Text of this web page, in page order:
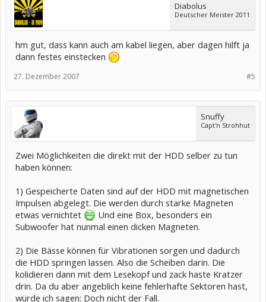
Diabolus
Deutscher Meister 2011
hm gut, dass kann auch am kabel liegen, aber dagen hilft ja
dann festes einstecken
#5
27. Dezember 2007
Snuffy
Capt'n Strohhut
Zwei Möglichkeiten die direkt mit der HDD selber zu tun
haben können:
1) Gespeicherte Daten sind auf der HDD mit magnetischen
Impulsen abgelegt. Die werden durch starke Magneten
etwas vernichtet
Und eine Box, besonders ein
Subwoofer hat nunmal einen dicken Magneten.
2) Die Bässe können für Vibrationen sorgen und dadurch
die HDD springen lassen. Also die Scheiben darin. Die
kolidieren dann mit dem Lesekopf und zack haste Kratzer
drin. Da du aber angeblich keine fehlerhafte Sektoren hast,
würde ich sagen: Doch nicht der Fall.